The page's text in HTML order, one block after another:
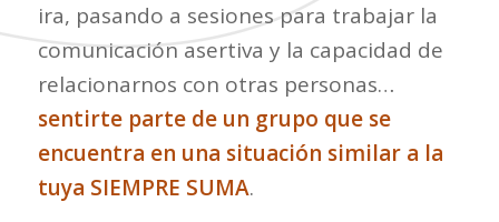
ira, pasando a sesiones para trabajar la
comunicación asertiva y la capacidad de
relacionarnos con otras personas…
sentirte parte de un grupo que se
encuentra en una situación similar a la
tuya SIEMPRE SUMA.